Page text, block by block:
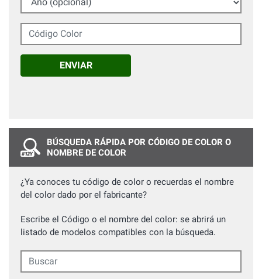
Código Color
ENVIAR
BÚSQUEDA RÁPIDA POR CÓDIGO DE COLOR O
NOMBRE DE COLOR
¿Ya conoces tu código de color o recuerdas el nombre
del color dado por el fabricante?
Escribe el Código o el nombre del color: se abrirá un
listado de modelos compatibles con la búsqueda.
Buscar